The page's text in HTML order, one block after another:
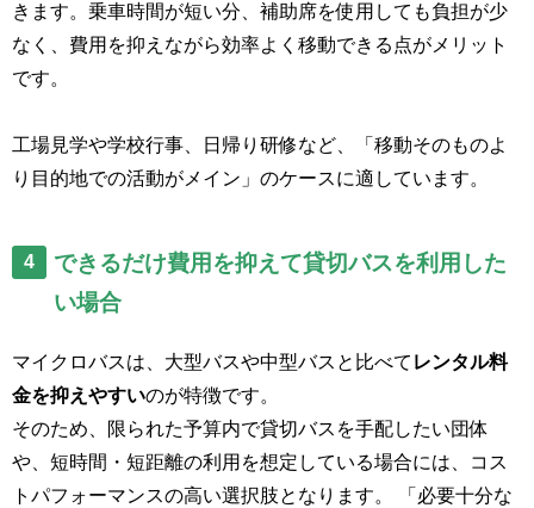
きます。乗車時間が短い分、補助席を使用しても負担が少
なく、費用を抑えながら効率よく移動できる点がメリット
です。
工場見学や学校行事、日帰り研修など、「移動そのものよ
り目的地での活動がメイン」のケースに適しています。
4
できるだけ費用を抑えて貸切バスを利用した
い場合
マイクロバスは、大型バスや中型バスと比べて レンタル料
金を抑えやすいのが特徴です。
そのため、限られた予算内で貸切バスを手配したい団体
や、短時間・短距離の利用を想定している場合には、コス
トパフォーマンスの高い選択肢となります。 「必要十分な